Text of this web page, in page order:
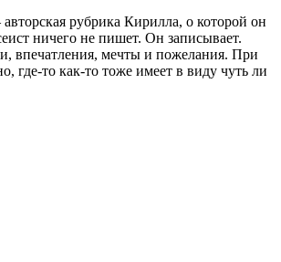
рубрика Кирилла, о которой он
ничего не пишет. Он записывает.
впечатления, мечты и пожелания. При
где-то как-то тоже имеет в виду чуть ли